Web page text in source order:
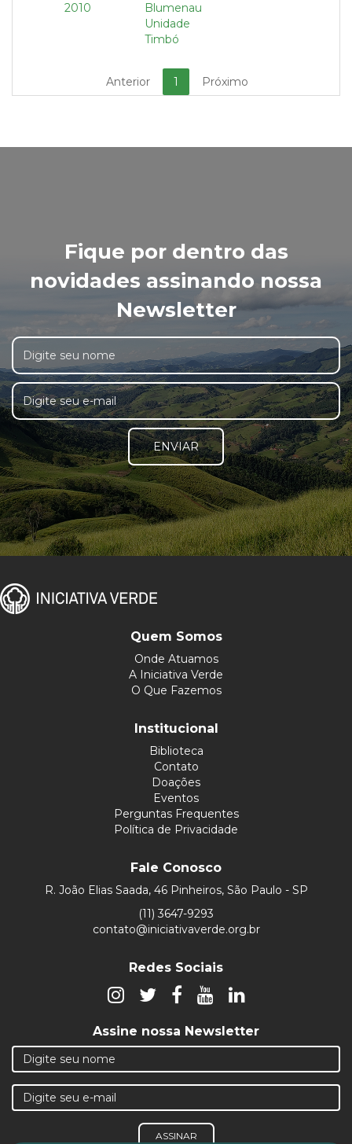
2010
Blumenau
Unidade
Timbó
Anterior 1 Próximo
Fique por dentro das
novidades assinando nossa
Newsletter
ENVIAR
Quem Somos
Onde Atuamos
A Iniciativa Verde
O Que Fazemos
Institucional
Biblioteca
Contato
Doações
Eventos
Perguntas Frequentes
Política de Privacidade
Fale Conosco
R. João Elias Saada, 46 Pinheiros, São Paulo - SP
(11) 3647-9293
contato@iniciativaverde.org.br
Redes Sociais
Assine nossa Newsletter
ASSINAR